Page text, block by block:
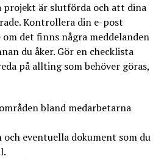
projekt är slutförda och att dina
Kontrollera din e-post
det finns några meddelanden
du åker. Gör en checklista
på allting som behöver göras,
bland medarbetarna
eventuella dokument som du